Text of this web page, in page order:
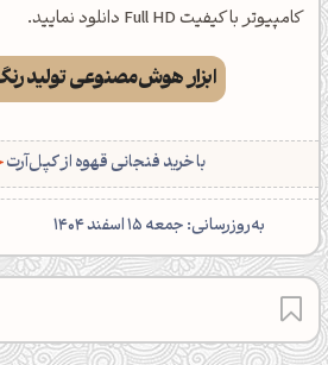
کامپیوتر با کیفیت Full HD دانلود نمایید.
ابزار هوش‌مصنوعی تولید
با خرید فنجانی قهوه از کپل‌آرت
‌به‌روزرسانی: جمعه 15 اسفند 1404